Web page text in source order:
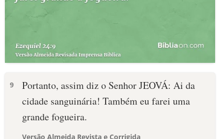
9
Portanto, assim diz o Senhor JEOVÁ: Ai da
cidade sanguinária! Também eu farei uma
grande fogueira.
Versão Almeida Revista e Corrigida